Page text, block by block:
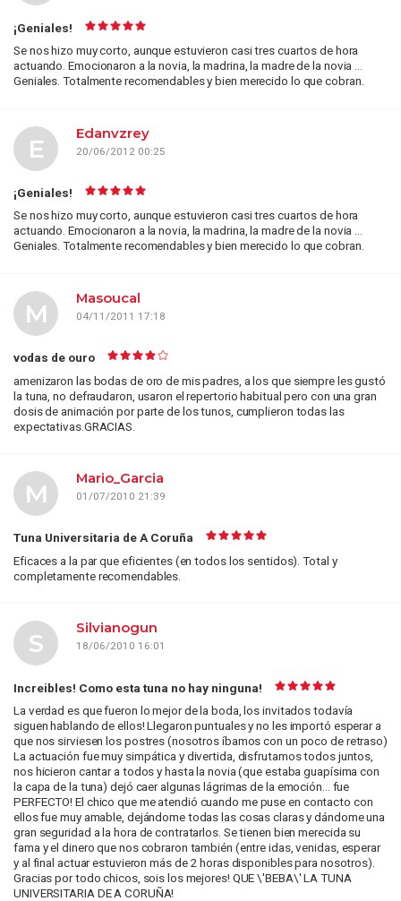
¡Geniales!
Se nos hizo muy corto, aunque estuvieron casi tres cuartos de hora
actuando. Emocionaron a la novia, la madrina, la madre de la novia ...
Geniales. Totalmente recomendables y bien merecido lo que cobran.
Edanvzrey
20/06/2012 00:25
E
¡Geniales!
Se nos hizo muy corto, aunque estuvieron casi tres cuartos de hora
actuando. Emocionaron a la novia, la madrina, la madre de la novia ...
Geniales. Totalmente recomendables y bien merecido lo que cobran.
Masoucal
04/11/2011 17:18
M
vodas de ouro
amenizaron las bodas de oro de mis padres, a los que siempre les gustó
la tuna, no defraudaron, usaron el repertorio habitual pero con una gran
dosis de animación por parte de los tunos, cumplieron todas las
expectativas.GRACIAS.
Mario_Garcia
01/07/2010 21:39
M
Tuna Universitaria de A Coruña
Eficaces a la par que eficientes (en todos los sentidos). Total y
completamente recomendables.
Silvianogun
18/06/2010 16:01
S
Increibles! Como esta tuna no hay ninguna!
La verdad es que fueron lo mejor de la boda, los invitados todavía
siguen hablando de ellos! Llegaron puntuales y no les importó esperar a
que nos sirviesen los postres (nosotros íbamos con un poco de retraso)
La actuación fue muy simpática y divertida, disfrutamos todos juntos,
nos hicieron cantar a todos y hasta la novia (que estaba guapísima con
la capa de la tuna) dejó caer algunas lágrimas de la emoción... fue
PERFECTO! El chico que me atendió cuando me puse en contacto con
ellos fue muy amable, dejándome todas las cosas claras y dándome una
gran seguridad a la hora de contratarlos. Se tienen bien merecida su
fama y el dinero que nos cobraron también (entre idas, venidas, esperar
y al final actuar estuvieron más de 2 horas disponibles para nosotros).
Gracias por todo chicos, sois los mejores! QUE \'BEBA\' LA TUNA
UNIVERSITARIA DE A CORUÑA!